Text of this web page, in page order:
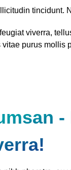
tincidunt.
viverra,
purus mollis
-